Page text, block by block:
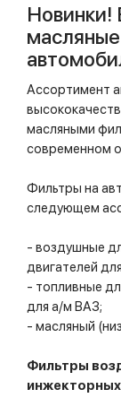
Новинки!
Ассортимент
масляными
современном
Фильтры на
следующем
- воздушные
двигателей
- топливные
для а/м ВАЗ;
- масляный
Фильтры